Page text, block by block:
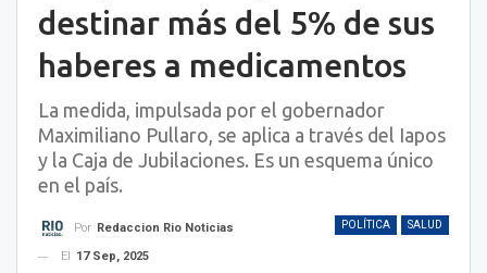
destinar más del 5% de sus
haberes a medicamentos
La medida, impulsada por el gobernador
Maximiliano Pullaro, se aplica a través del Iapos
y la Caja de Jubilaciones. Es un esquema único
en el país.
POLÍTICA SALUD
Por Redaccion Rio Noticias
El
17 Sep, 2025